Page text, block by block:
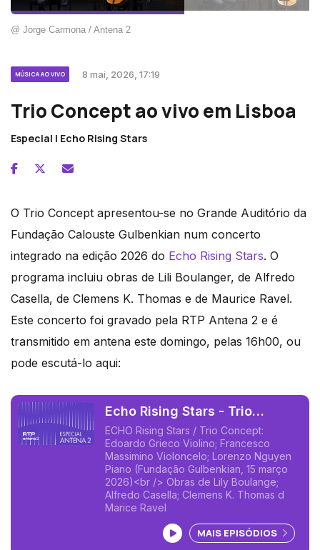
@ Jorge Carmona / Antena 2
MÚSICA AO VIVO 8 mai, 2026, 17:19
Trio Concept ao vivo em Lisboa
Especial | Echo Rising Stars
O Trio Concept apresentou-se no Grande Auditório da
Fundação Calouste Gulbenkian num concerto
integrado na edição 2026 do Echo Rising Stars. O
programa incluiu obras de Lili Boulanger, de Alfredo
Casella, de Clemens K. Thomas e de Maurice Ravel.
Este concerto foi gravado pela RTP Antena 2 e é
transmitido em antena este domingo, pelas 16h00, ou
pode escutá-lo aqui:
Echo Rising Stars - Trio
Concept ao vivo na Gulbenkian
ECHO Rising Stars / Trio Concept:
Edoardo Grieco Violino; Francesco
Massimino Violoncelo; Lorenzo Nguyen
Piano (Fundação Gulbenkian, 15 março
2026)<br /> Obras de Lily Boulange;
Alfredo Casella; Clemens K. Thomas d
Marice Ravel
Ouvir podcast
MAIS EPISÓDIOS